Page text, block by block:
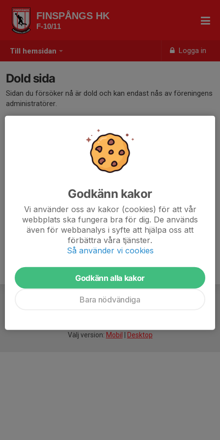
Till hemsidan Logga in
FINSPÅNGS HK
F-10/11
Dold sida
Sidan du försöker nå är dold och kan endast nås av föreningens
administratörer.
Välj version: Mobil Desktop
Godkänn kakor
Vi använder oss av kakor (cookies) för att vår
webbplats ska fungera bra för dig. De används
även för webbanalys i syfte att hjälpa oss att
förbättra våra tjänster.
Så använder vi cookies
Godkänn alla kakor
Bara nödvändiga